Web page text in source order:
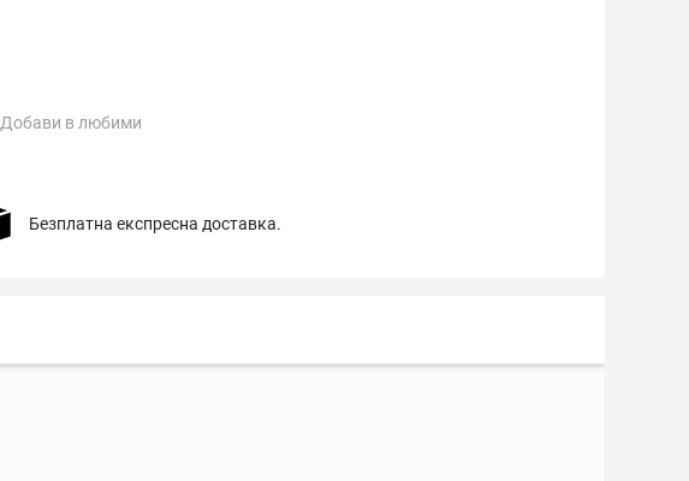
Добави в любими
Безплатна експресна доставка.